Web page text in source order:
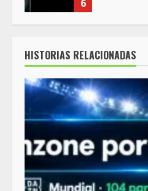
6
HISTORIAS RELACIONADAS